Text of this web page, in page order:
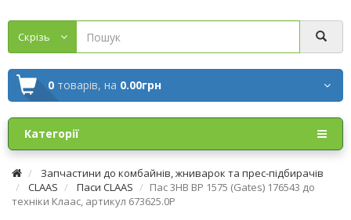
Cкрізь
0 товарів, на 0.00грн
Категорії
Запчастини до комбайнів, жниварок та прес-підбирачів
CLAAS
Паси CLAAS
Пас 3HB BP 1575 (Gates) 176543 до
техніки Клаас, артикул 673625.0P